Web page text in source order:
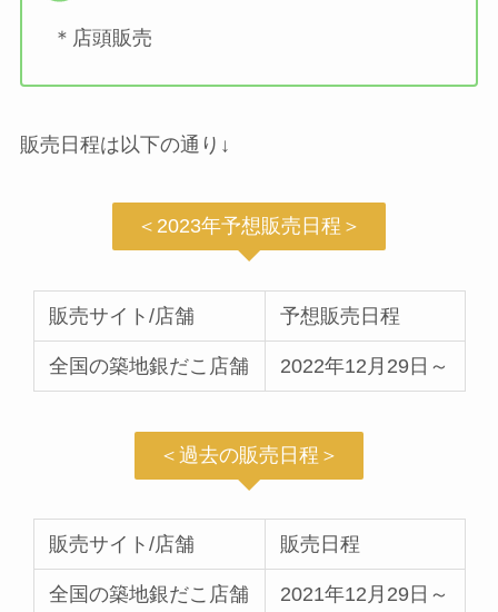
＊店頭販売
販売日程は以下の通り↓
＜2023年予想販売日程＞
販売サイト/店舗 予想販売日程
全国の築地銀だこ店舗 2022年12月29日～
＜過去の販売日程＞
販売サイト/店舗 販売日程
全国の築地銀だこ店舗 2021年12月29日～